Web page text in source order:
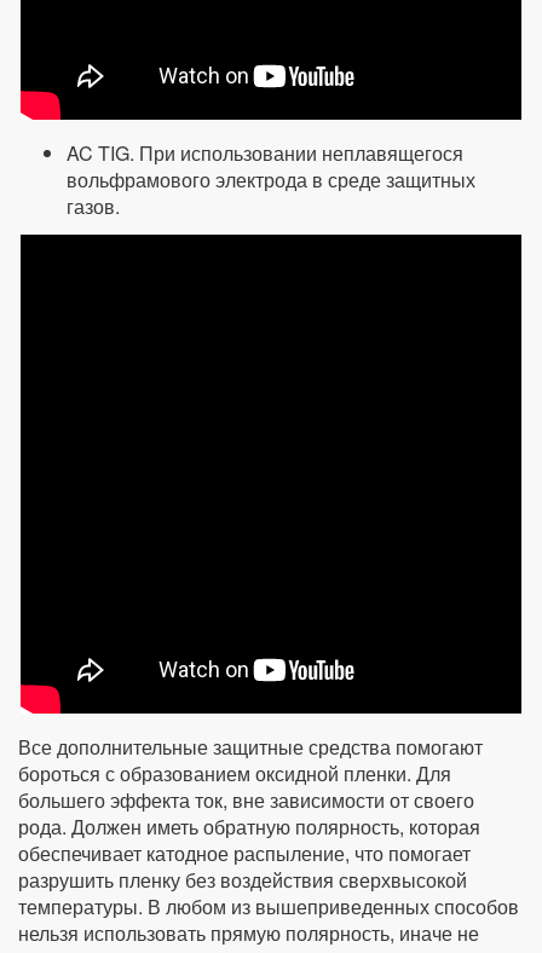
AC TIG. При использовании неплавящегося
вольфрамового электрода в среде защитных
газов.
Все дополнительные защитные средства помогают
бороться с образованием оксидной пленки. Для
большего эффекта ток, вне зависимости от своего
рода. Должен иметь обратную полярность, которая
обеспечивает катодное распыление, что помогает
разрушить пленку без воздействия сверхвысокой
температуры. В любом из вышеприведенных способов
нельзя использовать прямую полярность, иначе не